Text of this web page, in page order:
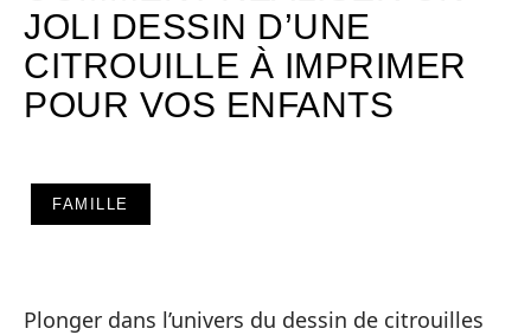
JOLI DESSIN D’UNE
CITROUILLE À IMPRIMER
POUR VOS ENFANTS
FAMILLE
Plonger dans l’univers du dessin de citrouilles